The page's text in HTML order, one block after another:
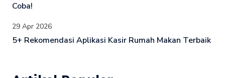
Coba!
29 Apr 2026
5+ Rekomendasi Aplikasi Kasir Rumah Makan Terbaik